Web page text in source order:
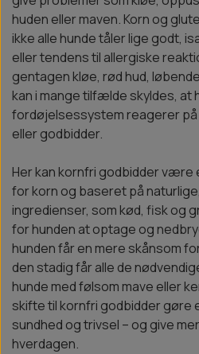
huden eller maven. Korn og
ikke alle hunde tåler lige godt,
eller tendens til allergiske
gentagen kløe, rød hud,
kan i mange tilfælde skyldes, at
fordøjelsessystem reagerer
eller godbidder.
Her kan kornfri godbidder være
for korn og baseret på
ingredienser, som kød, fisk og
for hunden at optage og
hunden får en mere skånsom
den stadig får alle de
hunde med følsom mave eller
skifte til kornfri godbidder gøre
sundhed og trivsel – og give
hverdagen.